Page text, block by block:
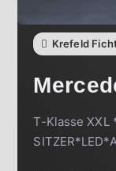
Krefeld
T-Klasse XXL